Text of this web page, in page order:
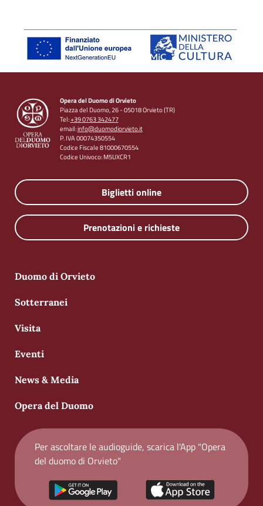
Opera del Duomo di Orvieto
Piazza del Duomo, 26 - 05018 Orvieto (TR)
Tel:+39 0763 342477
email:info@duomodiorvieto.it
P. IVA 00074350554
Codice Fiscale 81000670554
Codice Univoco: M5UXCR1
Biglietti online
Prenotazioni e richieste
Duomo di Orvieto
Sotterranei
Visita
Eventi
News & Media
Opera del Duomo
Per ascoltare le audioguide, scarica l'App "Opera
del duomo di Orvieto"